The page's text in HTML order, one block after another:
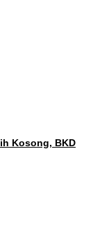
Kosong, BKD